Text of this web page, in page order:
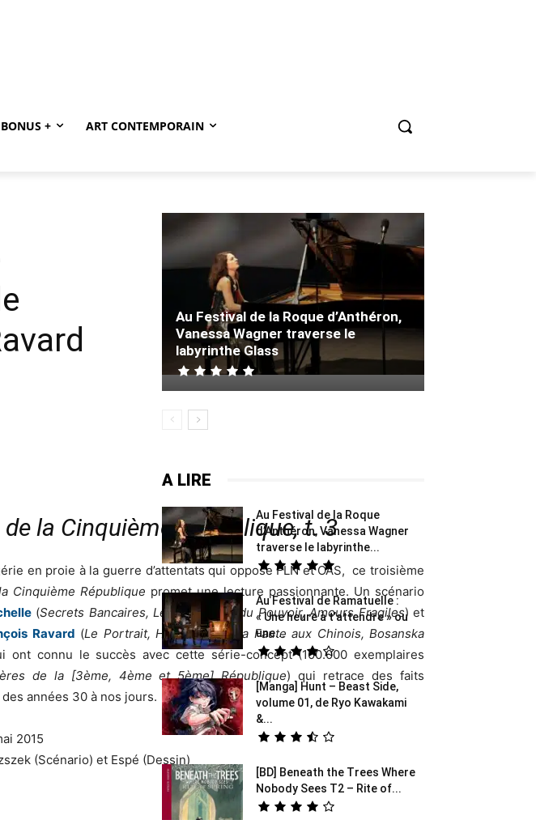
+ ART CONTEMPORAIN
la Cinquième République, t. 3
en proie à la guerre d’attentats qui oppose FLN et OAS, ce troisième
Cinquième République promet une lecture passionnante. Un scénario
(Secrets Bancaires, Les Coulisses du Pouvoir, Amours Fragiles) et
Ravard (Le Portrait, Hamlet 1977, La Faute aux Chinois, Bosanska
ont connu le succès avec cette série-concept (100.000 exemplaires
de la [3ème, 4ème et 5ème] République) qui retrace des faits
années 30 à nos jours.
2015
(Scénario) et Espé (Dessin)
Au Festival de la Roque d’Anthéron,
Vanessa Wagner traverse le
labyrinthe Glass
A LIRE
Au Festival de la Roque
d’Anthéron, Vanessa Wagner
traverse le labyrinthe...
Au Festival de Ramatuelle :
« Une heure à t’attendre » ou
une...
[Manga] Hunt – Beast Side,
volume 01, de Ryo Kawakami
&...
[BD] Beneath the Trees Where
Nobody Sees T2 – Rite of...